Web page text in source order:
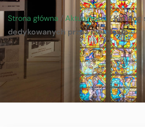
Strona główna / Aktualności /Katalog
dedykowanych przez rzemiosło